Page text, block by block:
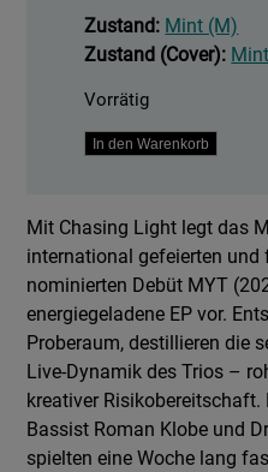
Zustand: Mint (M)
Zustand (Cover):
Vorrätig
Chasing
In den Warenkorb
Mit Chasing Light legt das
international gefeierten
nominierten Debüt MYT
energiegeladene EP vor.
Proberaum, destillieren die
Live-Dynamik des Trios –
kreativer
Bassist Roman Klobe und
spielten eine Woche lang